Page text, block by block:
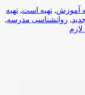
آموزش, تهیه است, تهیه
, روانشناسی مدرسه,